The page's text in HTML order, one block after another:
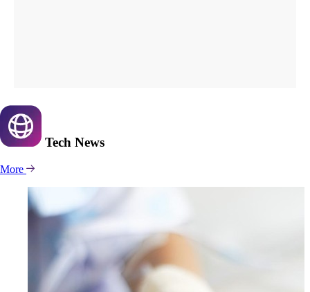
Tech News
More